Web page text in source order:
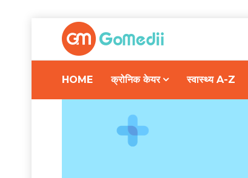
HOME क्रोनिक केयर स्वास्थ्य A-Z